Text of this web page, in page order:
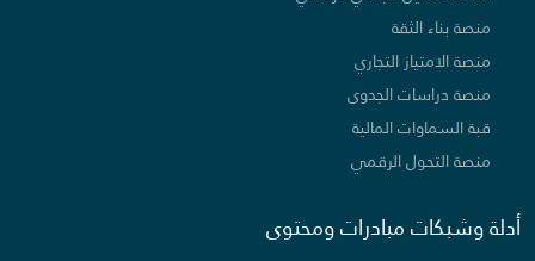
منصة بناء الثقة
منصة الامتياز التجاري
منصة دراسات الجدوى
قبة السماوات المالية
منصة التحول الرقمي
أدلة وشبكات مبادرات ومحتوى